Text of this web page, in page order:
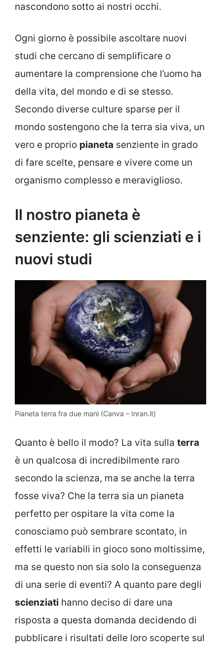
nascondono sotto ai nostri occhi.
Ogni giorno è possibile ascoltare nuovi
studi che cercano di semplificare o
aumentare la comprensione che l’uomo ha
della vita, del mondo e di se stesso.
Secondo diverse culture sparse per il
mondo sostengono che la terra sia viva, un
vero e proprio pianeta senziente in grado
di fare scelte, pensare e vivere come un
organismo complesso e meraviglioso.
Il nostro pianeta è
senziente: gli scienziati e i
nuovi studi
Pianeta terra fra due mani (Canva – Inran.it)
Quanto è bello il modo? La vita sulla terra
è un qualcosa di incredibilmente raro
secondo la scienza, ma se anche la terra
fosse viva? Che la terra sia un pianeta
perfetto per ospitare la vita come la
conosciamo può sembrare scontato, in
effetti le variabili in gioco sono moltissime,
ma se questo non sia solo la conseguenza
di una serie di eventi? A quanto pare degli
scienziati hanno deciso di dare una
risposta a questa domanda decidendo di
pubblicare i risultati delle loro scoperte sul